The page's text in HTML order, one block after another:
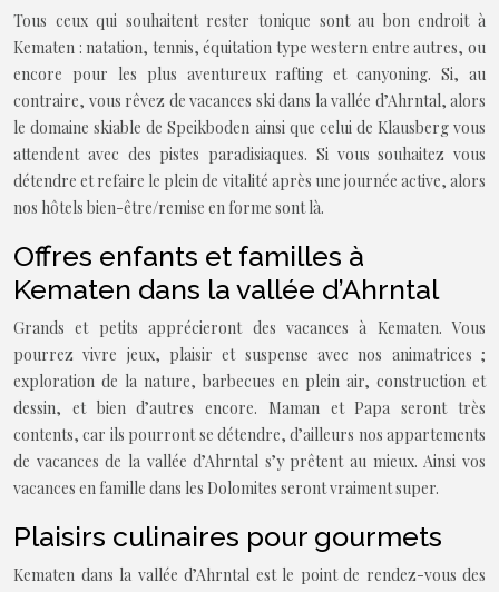
Tous ceux qui souhaitent rester tonique sont au bon endroit à
Kematen : natation, tennis, équitation type western entre autres, ou
encore pour les plus aventureux rafting et canyoning. Si, au
contraire, vous rêvez de vacances ski dans la vallée d’Ahrntal, alors
le domaine skiable de Speikboden ainsi que celui de Klausberg vous
attendent avec des pistes paradisiaques. Si vous souhaitez vous
détendre et refaire le plein de vitalité après une journée active, alors
nos hôtels bien-être/remise en forme sont là.
Offres enfants et familles à
Kematen dans la vallée d’Ahrntal
Grands et petits apprécieront des vacances à Kematen. Vous
pourrez vivre jeux, plaisir et suspense avec nos animatrices ;
exploration de la nature, barbecues en plein air, construction et
dessin, et bien d’autres encore. Maman et Papa seront très
contents, car ils pourront se détendre, d’ailleurs nos appartements
de vacances de la vallée d’Ahrntal s’y prêtent au mieux. Ainsi vos
vacances en famille dans les Dolomites seront vraiment super.
Plaisirs culinaires pour gourmets
Kematen dans la vallée d’Ahrntal est le point de rendez-vous des